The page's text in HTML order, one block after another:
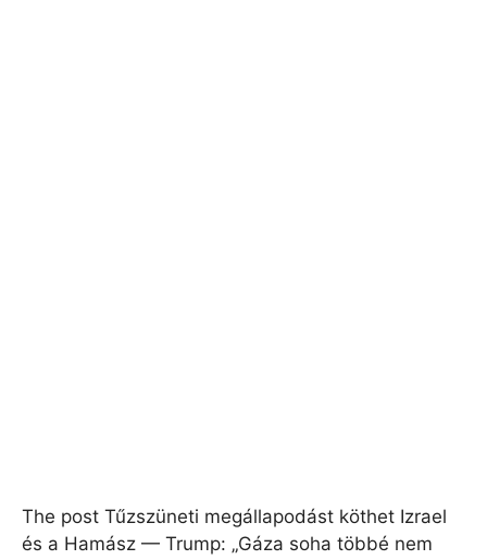
The post Tűzszüneti megállapodást köthet Izrael
és a Hamász — Trump: „Gáza soha többé nem